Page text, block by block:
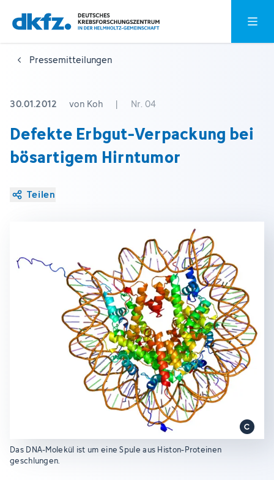
Zum
Hauptinhalt
springen
Zur
Fußzeile
springen
Pressemitteilungen
30.01.2012 von Koh | Nr. 04
Defekte Erbgut-Verpackung bei
bösartigem Hirntumor
Teilen
Das DNA-Molekül ist um eine Spule aus Histon-Proteinen
geschlungen.